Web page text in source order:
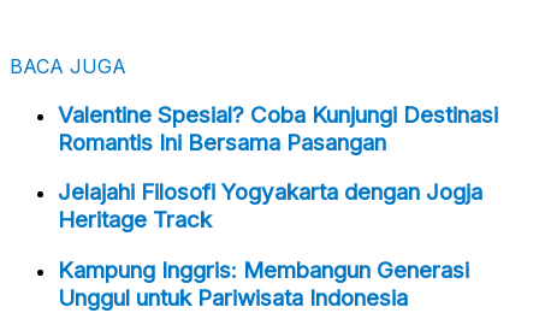
BACA JUGA
Valentine Spesial? Coba Kunjungi Destinasi
Romantis Ini Bersama Pasangan
Jelajahi Filosofi Yogyakarta dengan Jogja
Heritage Track
Kampung Inggris: Membangun Generasi
Unggul untuk Pariwisata Indonesia